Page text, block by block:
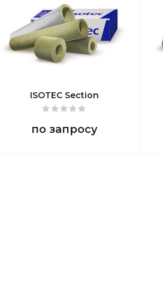
ISOTEC Section
по запросу